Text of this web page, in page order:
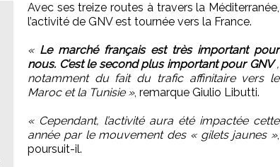
Avec ses treize routes à travers la Méditerranée,
l’activité de GNV est tournée vers la France.
« Le marché français est très important pour
nous. C’est le second plus important pour GNV,
notamment du fait du trafic affinitaire vers le
Maroc et la Tunisie », remarque Giulio Libutti.
« Cependant, l’activité aura été impactée cette
année par le mouvement des « gilets jaunes »,
poursuit-il.